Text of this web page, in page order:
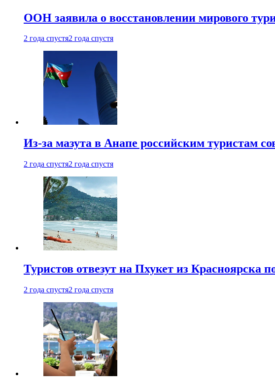
ООН заявила о восстановлении мирового
2 года спустя2 года спустя
Из-за мазута в Анапе российским туристам
2 года спустя2 года спустя
Туристов отвезут на Пхукет из Красноярска
2 года спустя2 года спустя